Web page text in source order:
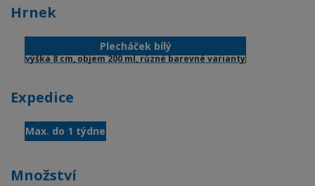
Hrnek
Plecháček bílý
výška 8 cm, objem 200 ml, různé barevné varianty
Expedice
Max. do 1 týdne
Množství